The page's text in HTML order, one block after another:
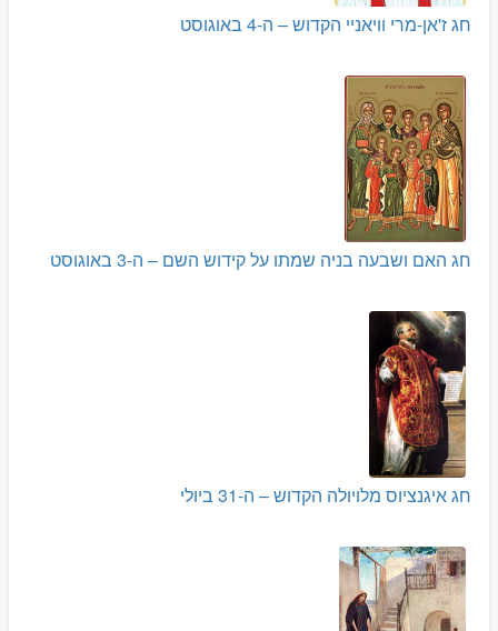
חג ז'אן-מרי וויאניי הקדוש – ה-4 באוגוסט
חג האם ושבעה בניה שמתו על קידוש השם – ה-3 באוגוסט
חג איגנציוס מלויולה הקדוש – ה-31 ביולי